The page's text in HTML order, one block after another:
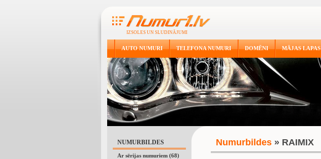
IZSOLES UN SLUDINĀJUMI
AUTO NUMURI TELEFONA NUMURI DOMĒNI MĀJAS LAPAS
NUMURBILDES
Ar sērijas numuriem (68)
Numurbildes» RAIMIX